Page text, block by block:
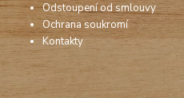
Odstoupení od smlouvy
Ochrana soukromí
Kontakty